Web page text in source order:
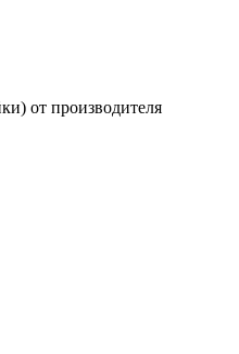
от производителя